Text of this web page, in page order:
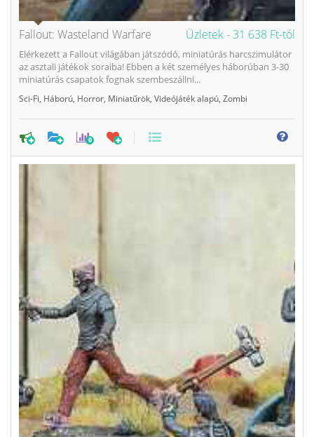
Üzletek -31 638 Ft-tól
Fallout: Wasteland Warfare
Elérkezett a Fallout világában játszódó, miniatúrás harcszimulátor
az asztali játékok soraiba! Ebben a két személyes háborúban 3-30
miniatúrás csapatok fognak szembeszállni...
Sci-Fi Háború Horror Miniatűrök Videójáték alapú Zombi
0